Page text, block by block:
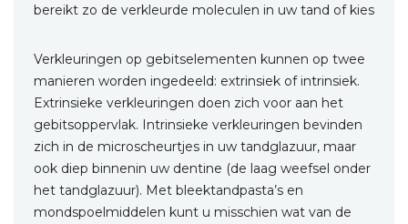
bereikt zo de verkleurde moleculen in uw tand of kies
Verkleuringen op gebitselementen kunnen op twee
manieren worden ingedeeld: extrinsiek of intrinsiek.
Extrinsieke verkleuringen doen zich voor aan het
gebitsoppervlak. Intrinsieke verkleuringen bevinden
zich in de microscheurtjes in uw tandglazuur, maar
ook diep binnenin uw dentine (de laag weefsel onder
het tandglazuur). Met bleektandpasta’s en
mondspoelmiddelen kunt u misschien wat van de